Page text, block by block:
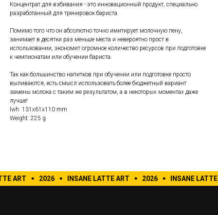
Концентрат для взбивания - это инновационный продукт, специально
разработанный для тренировок бариста.
Помимо того что он абсолютно точно имитирует молочную пену,
занимает в десятки раз меньше места и невероятно прост в
использовании, экономит огромное количество ресурсов при подготовке
к чемпионатам или обучении бариста.
Так как большинство напитков при обучении или подготовке просто
выливаются, есть смысл использовать более бюджетный вариант
замены молока с таким же результатом, а в некоторых моментах даже
лучше!
lwh: 131x61x110 mm
Weight: 225 g
ART 2026 INSANE LATTE ART 2026 INSANE LATTE